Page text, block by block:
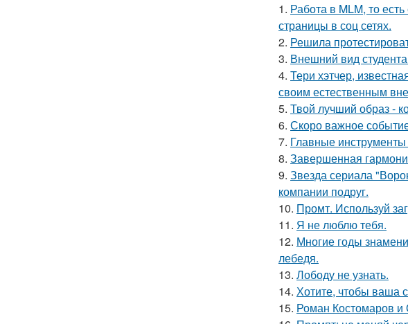
1. Работа в MLM, то
страницы в соц сетях.
2. Решила
3. Внешний вид
4. Тери хэтчер,
своим естественным
5. Твой лучший образ -
6. Скоро важное
7. Главные
8. Завершенная
9. Звезда сериала
компании подруг.
10. Промт. Используй
11. Я не люблю тебя.
12. Многие годы
лебедя.
13. Лободу не узнать.
14. Хотите, чтобы ваша
15. Роман Костомаров